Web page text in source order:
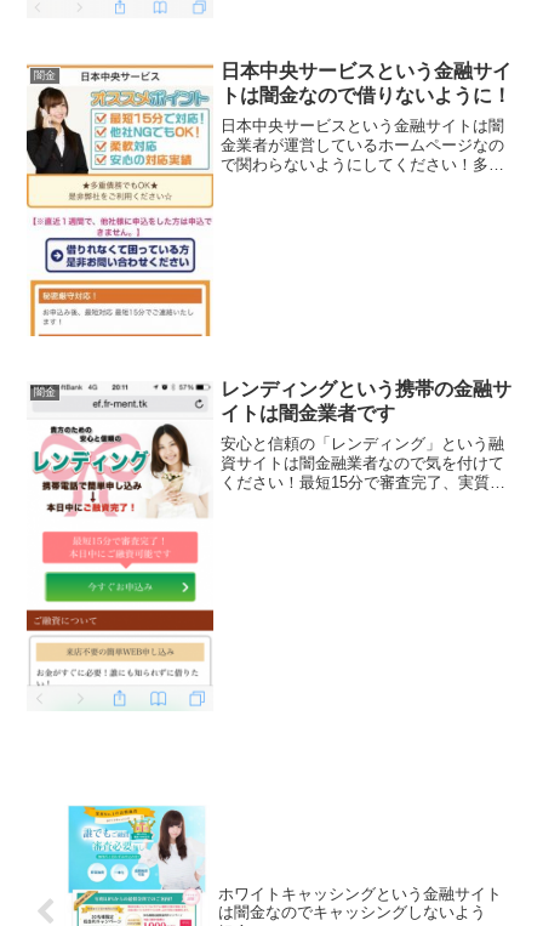
闇金
日本中央サービスという金融サイ
トは闇金なので借りないように！
日本中央サービスという金融サイトは闇
金業者が運営しているホームページなの
で関わらないようにしてください！多重
闇金
レンディングという携帯の金融サ
イトは闇金業者です
安心と信頼の「レンディング」という融
資サイトは闇金融業者なので気を付けて
ください！最短15分で審査完了、実質年
ホワイトキャッシングという金融サイト
は闇金なのでキャッシングしないよう